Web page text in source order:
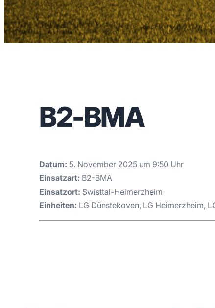
B2-BMA
Datum: 5. November 2025 um 9:50 Uhr
Einsatzart: B2-BMA
Einsatzort: Swisttal-Heimerzheim
Einheiten: LG Dünstekoven, LG Heimerzheim,